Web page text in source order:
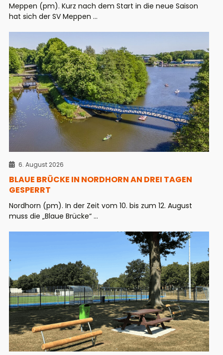
Meppen (pm). Kurz nach dem Start in die neue Saison
hat sich der SV Meppen ...
6. August 2026
BLAUE BRÜCKE IN NORDHORN AN DREI TAGEN
GESPERRT
Nordhorn (pm). In der Zeit vom 10. bis zum 12. August
muss die „Blaue Brücke“ ...